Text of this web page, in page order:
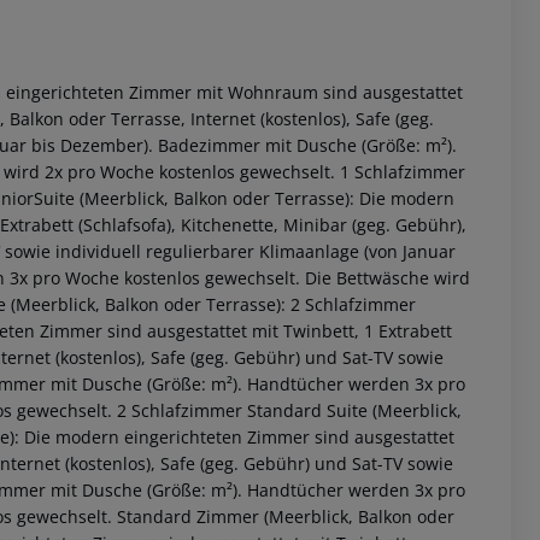
eingerichteten Zimmer mit Wohnraum sind ausgestattet
oder Terrasse, Internet (kostenlos), Safe (geg.
bis Dezember). Badezimmer mit Dusche (Größe: m²).
2x pro Woche kostenlos gewechselt. 1 Schlafzimmer
(Meerblick, Balkon oder Terrasse): Die modern
(Schlafsofa), Kitchenette, Minibar (geg. Gebühr),
individuell regulierbarer Klimaanlage (von Januar
pro Woche kostenlos gewechselt. Die Bettwäsche wird
Balkon oder Terrasse): 2 Schlafzimmer
Zimmer sind ausgestattet mit Twinbett, 1 Extrabett
(kostenlos), Safe (geg. Gebühr) und Sat-TV sowie
mit Dusche (Größe: m²). Handtücher werden 3x pro
gewechselt. 2 Schlafzimmer Standard Suite (Meerblick,
Die modern eingerichteten Zimmer sind ausgestattet
(kostenlos), Safe (geg. Gebühr) und Sat-TV sowie
mit Dusche (Größe: m²). Handtücher werden 3x pro
gewechselt. Standard Zimmer (Meerblick, Balkon oder
akzeptieren